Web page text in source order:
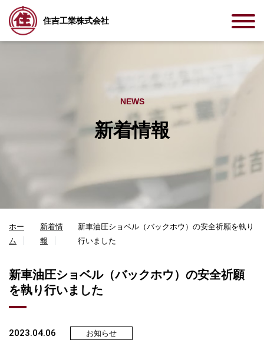
住吉工業株式会社
NEWS
新着情報
ホー
ム
新着情
報
新車油圧ショベル（バックホウ）の安全祈願を執り
行いました
新車油圧ショベル（バックホウ）の安全祈願
を執り行いました
2023.04.06 お知らせ